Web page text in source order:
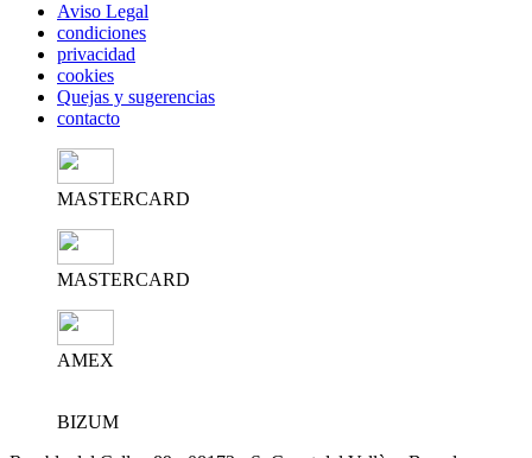
Aviso Legal
condiciones
privacidad
cookies
Quejas y sugerencias
contacto
MASTERCARD
MASTERCARD
AMEX
BIZUM